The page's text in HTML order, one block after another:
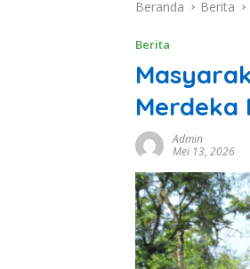
Beranda Berita
Berita
Merdeka
Admin
Mei 13, 2026